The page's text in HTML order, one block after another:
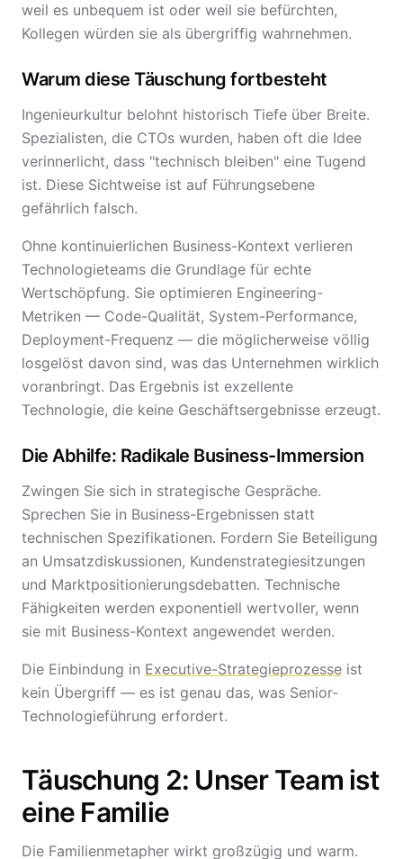
weil es unbequem ist oder weil sie befürchten,
Kollegen würden sie als übergriffig wahrnehmen.
Warum diese Täuschung fortbesteht
Ingenieurkultur belohnt historisch Tiefe über Breite.
Spezialisten, die CTOs wurden, haben oft die Idee
verinnerlicht, dass "technisch bleiben" eine Tugend
ist. Diese Sichtweise ist auf Führungsebene
gefährlich falsch.
Ohne kontinuierlichen Business-Kontext verlieren
Technologieteams die Grundlage für echte
Wertschöpfung. Sie optimieren Engineering-
Metriken — Code-Qualität, System-Performance,
Deployment-Frequenz — die möglicherweise völlig
losgelöst davon sind, was das Unternehmen wirklich
voranbringt. Das Ergebnis ist exzellente
Technologie, die keine Geschäftsergebnisse erzeugt.
Die Abhilfe: Radikale Business-Immersion
Zwingen Sie sich in strategische Gespräche.
Sprechen Sie in Business-Ergebnissen statt
technischen Spezifikationen. Fordern Sie Beteiligung
an Umsatzdiskussionen, Kundenstrategiesitzungen
und Marktpositionierungsdebatten. Technische
Fähigkeiten werden exponentiell wertvoller, wenn
sie mit Business-Kontext angewendet werden.
Die Einbindung in Executive-Strategieprozesse ist
kein Übergriff — es ist genau das, was Senior-
Technologieführung erfordert.
Täuschung 2: Unser Team ist
eine Familie
Die Familienmetapher wirkt großzügig und warm.